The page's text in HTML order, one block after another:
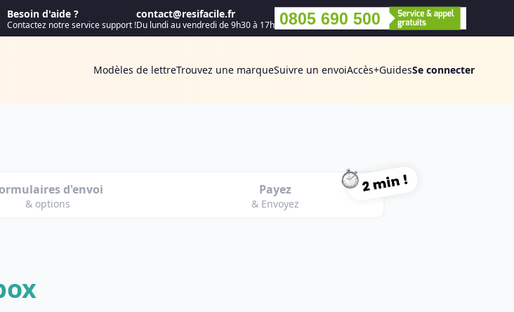
Besoin d'aide ?
Contactez notre service support !
contact@resifacile.fr
Du lundi au vendredi de 9h30 à 17h 0805 690 500
Modèles de lettreTrouvez une marqueSuivre un envoiAccès+GuidesSe connecter
d'envoi
& options
Payez
& Envoyez